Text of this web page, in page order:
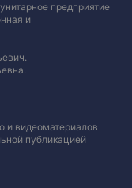
предприятие
и
и видеоматериалов
публикацией